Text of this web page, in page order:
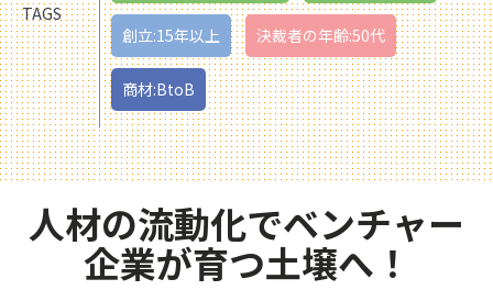
TAGS
創立:15年以上 決裁者の年齢:50代
商材:BtoB
人材の流動化でベンチャー
企業が育つ土壌へ！